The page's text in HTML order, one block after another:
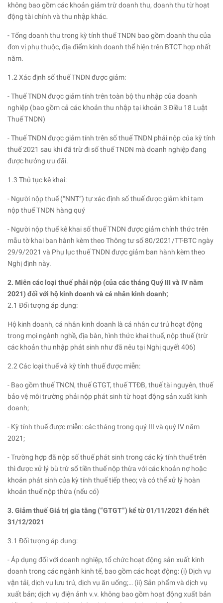
không bao gồm các khoản giảm trừ doanh thu, doanh thu từ hoạt
động tài chính và thu nhập khác.
- Tổng doanh thu trong kỳ tính thuế TNDN bao gồm doanh thu của
đơn vị phụ thuộc, địa điểm kinh doanh thể hiện trên BTCT hợp nhất
năm.
1.2 Xác định số thuế TNDN được giảm:
- Thuế TNDN được giảm tính trên toàn bộ thu nhập của doanh
nghiệp (bao gồm cả các khoản thu nhập tại khoản 3 Điều 18 Luật
Thuế TNDN)
- Thuế TNDN được giảm tính trên số thuế TNDN phải nộp của kỳ tính
thuế 2021 sau khi đã trừ đi số thuế TNDN mà doanh nghiệp đang
được hưởng ưu đãi.
1.3 Thủ tục kê khai:
- Người nộp thuế (“NNT”) tự xác định số thuế được giảm khi tạm
nộp thuế TNDN hàng quý
- Người nộp thuế kê khai số thuế TNDN được giảm chính thức trên
mẫu tờ khai ban hành kèm theo Thông tư số 80/2021/TT-BTC ngày
29/9/2021 và Phụ lục thuế TNDN được giảm ban hành kèm theo
Nghị định này.
2. Miễn các loại thuế phải nộp (của các tháng Quý III và IV năm
2021) đối với hộ kinh doanh và cá nhân kinh doanh;
2.1 Đối tượng áp dụng:
Hộ kinh doanh, cá nhân kinh doanh là cá nhân cư trú hoạt động
trong mọi ngành nghề, địa bàn, hình thức khai thuế, nộp thuế (trừ
các khoản thu nhập phát sinh như đã nêu tại Nghị quyết 406)
2.2 Các loại thuế và kỳ tính thuế được miễn:
- Bao gồm thuế TNCN, thuế GTGT, thuế TTĐB, thuế tài nguyên, thuế
bảo vệ môi trường phải nộp phát sinh từ hoạt động sản xuất kinh
doanh;
- Kỳ tính thuế được miễn: các tháng trong quý III và quý IV năm
2021;
- Trường hợp đã nộp số thuế phát sinh trong các kỳ tính thuế trên
thì được xử lý bù trừ số tiền thuế nộp thừa với các khoản nợ hoặc
khoản phát sinh của kỳ tính thuế tiếp theo; và có thể xử lý hoàn
khoản thuế nộp thừa (nếu có)
3. Giảm thuế Giá trị gia tăng (“GTGT”) kể từ 01/11/2021 đến hết
31/12/2021
3.1 Đối tượng áp dụng:
- Áp dụng đối với doanh nghiệp, tổ chức hoạt động sản xuất kinh
doanh trong các ngành kinh tế, bao gồm các hoạt động: (i) Dịch vụ
vận tải, dịch vụ lưu trú, dịch vụ ăn uống;… (ii) Sản phẩm và dịch vụ
xuất bản; dịch vụ điện ảnh v.v. không bao gồm hoạt động xuất bản